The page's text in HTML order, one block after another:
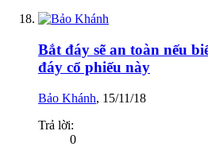
Bắt đáy sẽ an toàn nếu
đáy cổ phiếu này
Bảo Khánh, 15/11/18
Trả lời:
0